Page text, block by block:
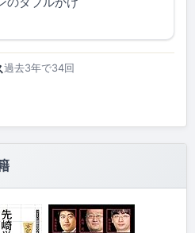
過去3年で34回